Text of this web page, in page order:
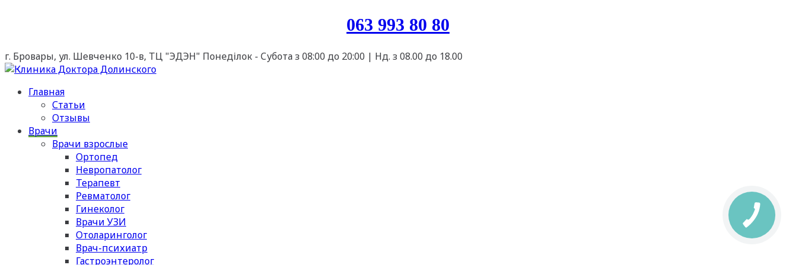
063 993 80 80
г. Бровары, ул. Шевченко 10-в, ТЦ "ЭДЭН" Понеділок - Cубота з 08:00 до 20:00 | Нд. з 08.00 до 18.00
Главная
Статьи
Отзывы
Врачи
Врачи взрослые
Ортопед
Невропатолог
Терапевт
Ревматолог
Гинеколог
Врачи УЗИ
Отоларинголог
Врач-психиатр
Гастроэнтеролог